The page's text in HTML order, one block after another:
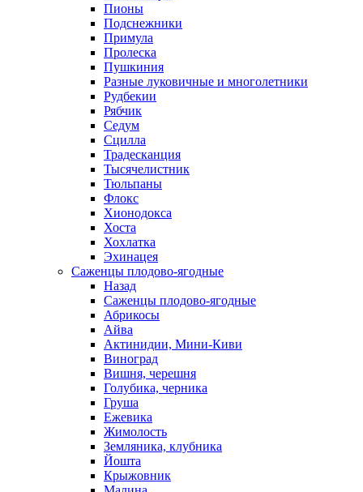
Пионы
Подснежники
Примула
Пролеска
Пушкиния
Разные луковичные и многолетники
Рудбекии
Рябчик
Седум
Сцилла
Традесканция
Тысячелистник
Тюльпаны
Флокс
Хионодокса
Хоста
Хохлатка
Эхинацея
Саженцы плодово-ягодные
Назад
Саженцы плодово-ягодные
Абрикосы
Айва
Актинидии, Мини-Киви
Виноград
Вишня, черешня
Голубика, черника
Груша
Ежевика
Жимолость
Земляника, клубника
Йошта
Крыжовник